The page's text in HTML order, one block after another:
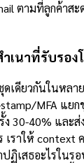
ตามที่ลูกค้าส
เนาที่รับรอ
เดียวกันในหลา
MFA แย
30-40% และ
เราให้ context
ปฏิเสธอะไรใน